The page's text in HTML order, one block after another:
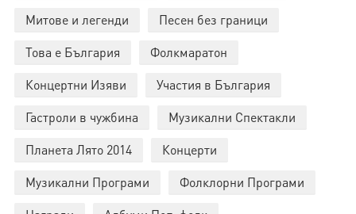
Митове и легенди
Песен без граници
Това е България
Фолкмаратон
Концертни Изяви
Участия в България
Гастроли в чужбина
Музикални Спектакли
Планета Лято 2014
Концерти
Музикални Програми
Фолклорни Програми